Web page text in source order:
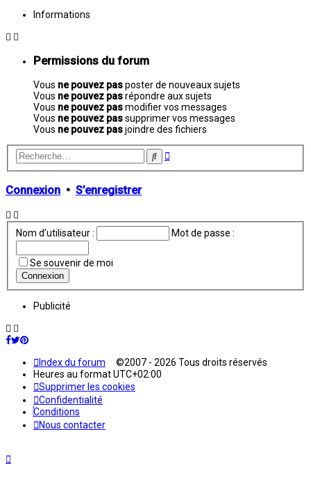
Informations
Permissions du forum
Vous ne pouvez pasposter de nouveaux sujets
Vous ne pouvez pasrépondre aux sujets
Vous ne pouvez pasmodifier vos messages
Vous ne pouvez passupprimer vos messages
Vous ne pouvez pasjoindre des fichiers
Rechercher
Recherche
Connexion • S’enregistrer
Nom d’utilisateur : Mot de passe :
Se souvenir de moi
Publicité
Index du forum ©2007 - 2026 Tous droits réservés
Heures au formatUTC+02:00
Supprimer les cookies
Confidentialité
Conditions
Nous contacter